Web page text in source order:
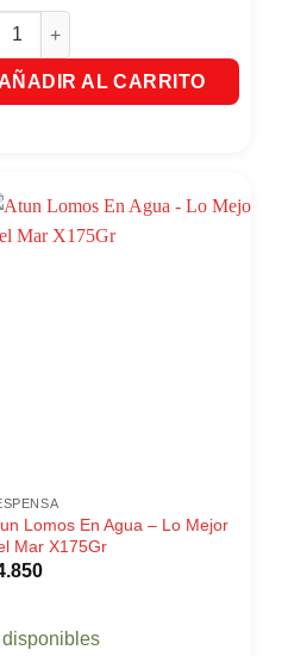
y Zanahoria San Jorge X300Gr.
AÑADIR AL CARRITO
Lomos En Agua – Lo Mejor
Mar X175Gr
disponibles